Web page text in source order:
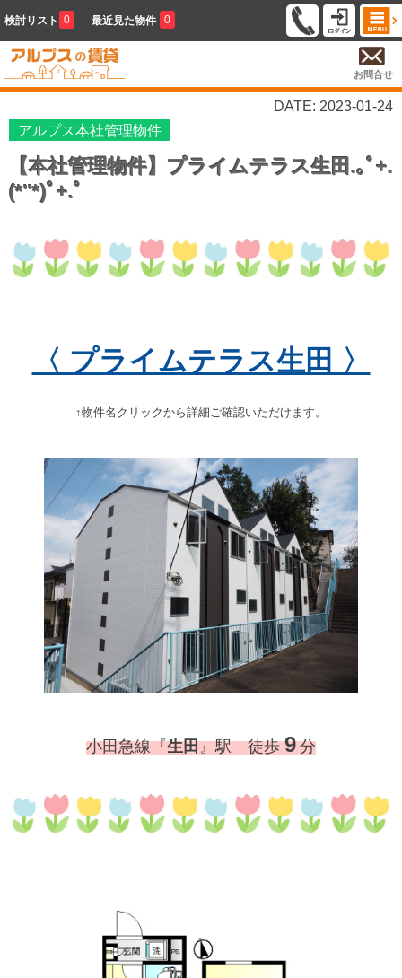
検討リスト 0 最近見た物件 0
お問合せ
DATE: 2023-01-24
アルプス本社管理物件
【本社管理物件】プライムテラス生田.｡ﾟ+.
(*''*)ﾟ+.ﾟ
〈 プライムテラス生田 〉
↑物件名クリックから詳細ご確認いただけます。
小田急線『生田』駅 徒歩9 分